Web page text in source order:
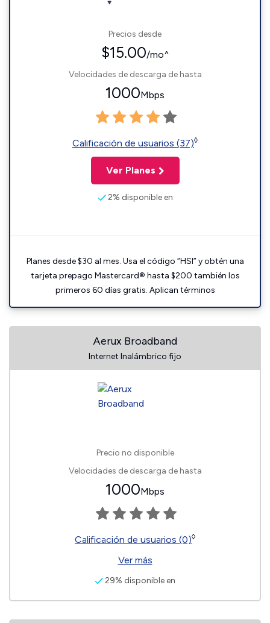
Precios desde
$15.00/mo^
Velocidades de descarga de hasta
1000Mbps
Calificación de usuarios (37)◊
Ver Planes
2% disponible en
Planes desde $30 al mes. Usa el código “HSI” y obtén una
tarjeta prepago Mastercard® hasta $200 también los
primeros 60 días gratis. Aplican términos
Aerux Broadband
Internet Inalámbrico fijo
Precio no disponible
Velocidades de descarga de hasta
1000Mbps
Calificación de usuarios (0)◊
Ver más
29% disponible en